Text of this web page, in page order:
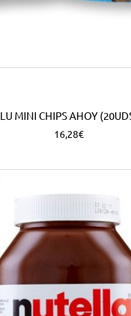
LU MINI CHIPS AHOY
16,28€